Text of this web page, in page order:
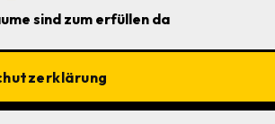
sind zum erfüllen da